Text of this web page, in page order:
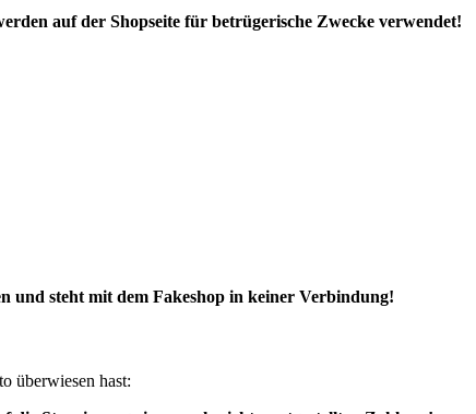
auf der Shopseite für betrügerische Zwecke verwendet!
und steht mit dem Fakeshop in keiner Verbindung!
überwiesen hast: